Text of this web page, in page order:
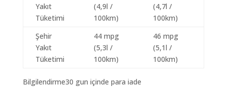
Yakıt
Tüketimi
(4,9l /
100km)
(4,7l /
100km)
Şehir
Yakıt
Tüketimi
44 mpg
(5,3l /
100km)
46 mpg
(5,1l /
100km)
Bilgilendirme30 gun içinde para iade